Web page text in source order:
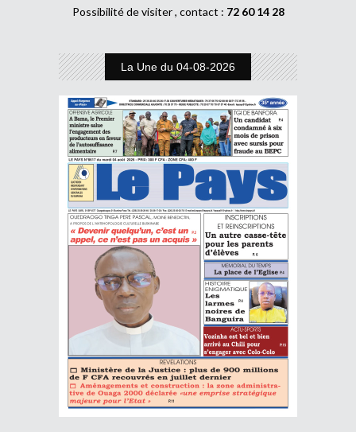
Possibilité de visiter , contact : 72 60 14 28
La Une du 04-08-2026